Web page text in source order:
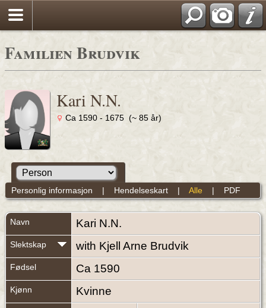
Familien Brudvik
Kari N.N.
Ca 1590 - 1675 (~ 85 år)
Personlig informasjon | Hendelseskart| Alle | PDF
Navn Kari N.N.
Slektskap with Kjell Arne Brudvik
Fødsel Ca 1590
Kjønn Kvinne